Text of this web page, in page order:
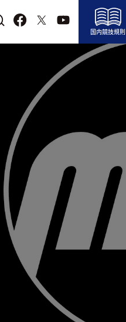
国内競技規則